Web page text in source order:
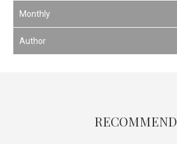
Monthly
Author
RECOMMEND